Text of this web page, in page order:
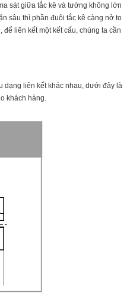
sát giữa tắc kê và tường không lớn
sâu thì phần đuôi tắc kê càng nở to
liên kết một kết cấu, chúng ta cần
dạng liên kết khác nhau, dưới đây là
khách hàng.